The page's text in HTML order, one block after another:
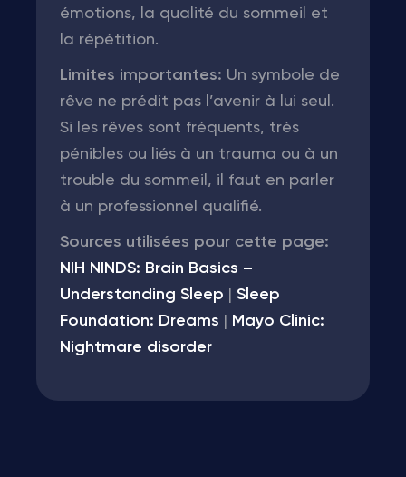
émotions, la qualité du sommeil et
la répétition.
Limites importantes: Un symbole de
rêve ne prédit pas l’avenir à lui seul.
Si les rêves sont fréquents, très
pénibles ou liés à un trauma ou à un
trouble du sommeil, il faut en parler
à un professionnel qualifié.
Sources utilisées pour cette page:
NIH NINDS: Brain Basics –
Understanding Sleep
Sleep
Foundation: Dreams
Mayo Clinic:
Nightmare disorder